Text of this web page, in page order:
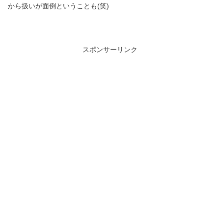
から扱いが面倒ということも(笑)
スポンサーリンク